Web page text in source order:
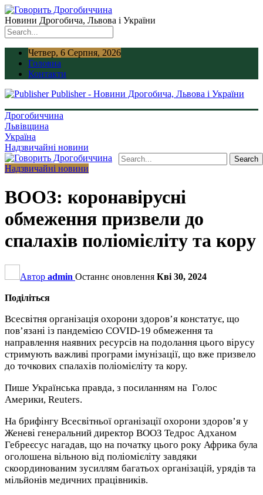
Новини Дрогобича, Львова і України
Четвер, 6 Серпня, 2026
Головна
Контакти
Publisher - Новини Дрогобича, Львова і України
Дрогобиччина
Львівщина
Україна
Надзвичайні новини
Надзвичайні новини
ВООЗ: коронавірусні
обмеження призвели до
спалахів поліомієліту та кору
Автор admin Останнє оновлення Кві 30, 2024
Поділіться
Всесвітня організація охорони здоров’я констатує, що
пов’язані із пандемією COVID-19 обмеження та
направлення наявних ресурсів на подолання цього вірусу
стримують важливі програми імунізації, що вже призвело
до точкових спалахів поліомієліту та кору.
Пише Українська правда, з посиланням на Голос
Америки, Reuters.
На брифінгу Всесвітньої організації охорони здоров’я у
Женеві генеральний директор ВООЗ Тедрос Адханом
Гебреєсус нагадав, що на початку цього року Африка була
оголошена вільною від поліомієліту завдяки
скоординованим зусиллям багатьох організацій, урядів та
мільйонів медичних працівників.